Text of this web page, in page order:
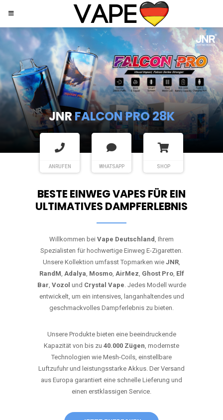
JNRSHISHA HOOKAH MAX
ANRUFEN WHATSAPP SHOP
BESTE EINWEG VAPES FÜR EIN
ULTIMATIVES DAMPFERLEBNIS
Willkommen bei Vape Deutschland, Ihrem
Spezialisten für hochwertige Einweg E-Zigaretten.
Unsere Kollektion umfasst Topmarken wie JNR,
RandM, Adalya, Mosmo, AirMez, Ghost Pro, Elf
Bar, Vozol und Crystal Vape. Jedes Modell wurde
entwickelt, um ein intensives, langanhaltendes und
geschmackvolles Dampferlebnis zu bieten.
Unsere Produkte bieten eine beeindruckende
Kapazität von bis zu 40.000 Zügen, modernste
Technologien wie Mesh-Coils, einstellbare
Luftzufuhr und leistungsstarke Akkus. Der Versand
aus Europa garantiert eine schnelle Lieferung und
einen erstklassigen Service.